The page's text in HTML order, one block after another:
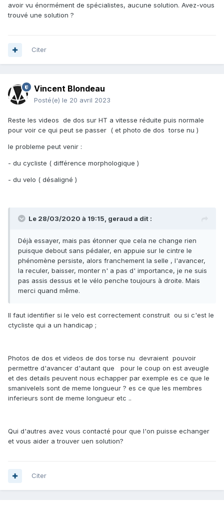
avoir vu énormément de spécialistes, aucune solution. Avez-vous
trouvé une solution ?
Citer
Vincent Blondeau
Posté(e) le 20 avril 2023
Reste les videos de dos sur HT a vitesse réduite puis normale
pour voir ce qui peut se passer ( et photo de dos torse nu )
le probleme peut venir :
- du cycliste ( différence morphologique )
- du velo ( désaligné )
Le 28/03/2020 à 19:15, geraud a dit :
Déjà essayer, mais pas étonner que cela ne change rien
puisque debout sans pédaler, en appuie sur le cintre le
phénomène persiste, alors franchement la selle , l'avancer,
la reculer, baisser, monter n' a pas d' importance, je ne suis
pas assis dessus et le vélo penche toujours à droite. Mais
merci quand même.
Il faut identifier si le velo est correctement construit ou si c'est le
ctycliste qui a un handicap ;
Photos de dos et videos de dos torse nu devraient pouvoir
permettre d'avancer d'autant que pour le coup on est aveugle
et des details peuvent nous echapper par exemple es ce que le
smanivelels sont de meme longueur ? es ce que les membres
inferieurs sont de meme longueur etc ..
Qui d'autres avez vous contacté pour que l'on puisse echanger
et vous aider a trouver uen solution?
Citer